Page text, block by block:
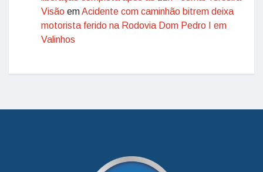
Visão emAcidente com caminhão bitrem deixa
motorista ferido na Rodovia Dom Pedro I em
Valinhos